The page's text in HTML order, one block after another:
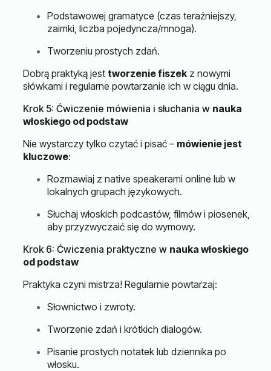
Podstawowej gramatyce (czas teraźniejszy,
zaimki, liczba pojedyncza/mnoga).
Tworzeniu prostych zdań.
Dobrą praktyką jest tworzenie fiszek z nowymi
słówkami i regularne powtarzanie ich w ciągu dnia.
Krok 5: Ćwiczenie mówienia i słuchania w nauka
włoskiego od podstaw
Nie wystarczy tylko czytać i pisać – mówienie jest
kluczowe:
Rozmawiaj z native speakerami online lub w
lokalnych grupach językowych.
Słuchaj włoskich podcastów, filmów i piosenek,
aby przyzwyczaić się do wymowy.
Krok 6: Ćwiczenia praktyczne w nauka włoskiego
od podstaw
Praktyka czyni mistrza! Regularnie powtarzaj:
Słownictwo i zwroty.
Tworzenie zdań i krótkich dialogów.
Pisanie prostych notatek lub dziennika po
włosku.